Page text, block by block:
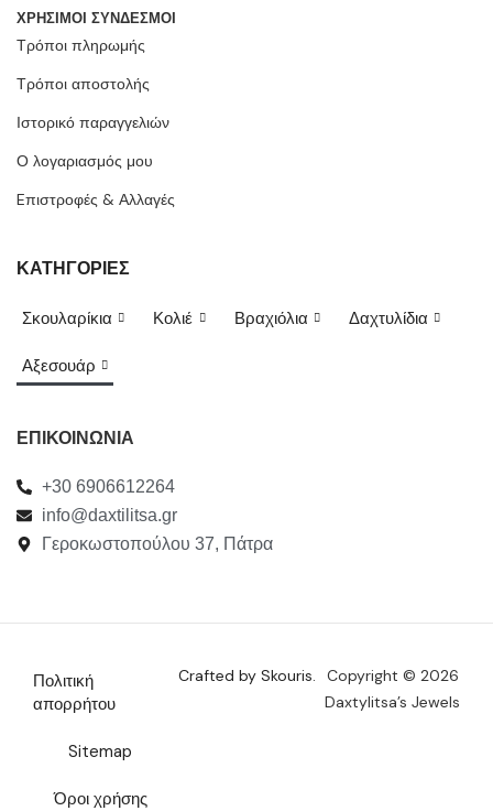
ΧΡΗΣΙΜΟΙ ΣΥΝΔΕΣΜΟΙ
Τρόποι πληρωμής
Τρόποι αποστολής
Ιστορικό παραγγελιών
Ο λογαριασμός μου
Eπιστροφές & Αλλαγές
ΚΑΤΗΓΟΡΙΕΣ
Σκουλαρίκια Κολιέ Βραχιόλια Δαχτυλίδια
Αξεσουάρ
ΕΠΙΚΟΙΝΩΝΙΑ
+30 6906612264
info@daxtilitsa.gr
Γεροκωστοπούλου 37, Πάτρα
Πολιτική
απορρήτου
Sitemap
Όροι χρήσης
Crafted by Skouris.
Copyright © 2026
Daxtylitsa’s Jewels